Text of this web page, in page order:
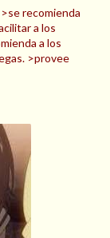
recomienda
a los
a los
>provee